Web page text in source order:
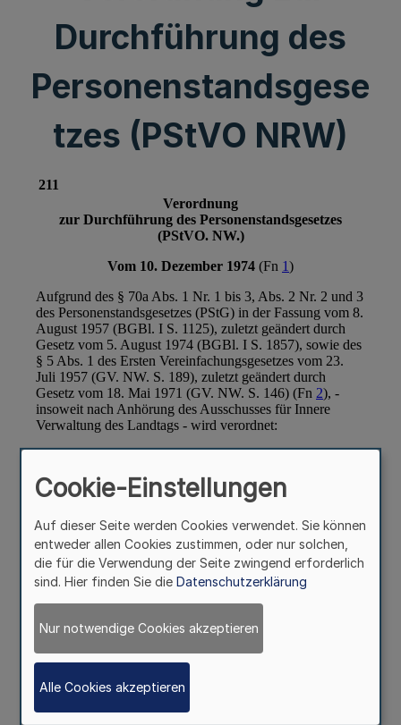
Durchführung des
Personenstandsgese
tzes (PStVO NRW)
Cookie-Einstellungen
Auf dieser Seite werden Cookies verwendet. Sie können
entweder allen Cookies zustimmen, oder nur solchen,
die für die Verwendung der Seite zwingend erforderlich
sind. Hier finden Sie die Datenschutzerklärung
Nur notwendige Cookies akzeptieren
Alle Cookies akzeptieren